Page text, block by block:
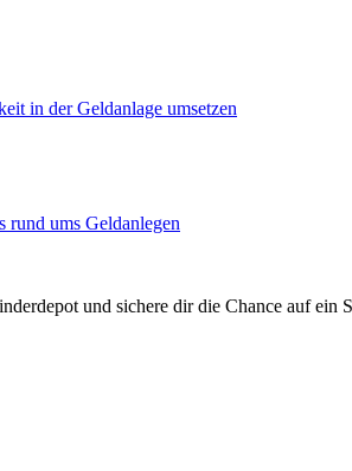
in der Geldanlage umsetzen
rund ums Geldanlegen
und sichere dir die Chance auf ein